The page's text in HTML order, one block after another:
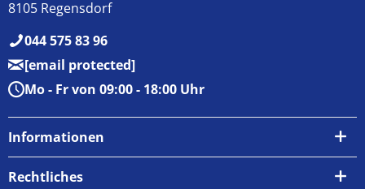
8105 Regensdorf
044 575 83 96
[email protected]
Mo - Fr von 09:00 - 18:00 Uhr
Informationen
Über uns
Rechtliches